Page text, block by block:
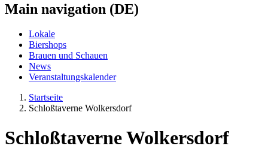
Main navigation (DE)
Lokale
Biershops
Brauen und Schauen
News
Veranstaltungskalender
Startseite
Schloßtaverne Wolkersdorf
Schloßtaverne Wolkersdorf